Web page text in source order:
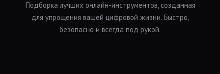
Подборка лучших онлайн-инструментов, созданная
для упрощения вашей цифровой жизни. Быстро,
безопасно и всегда под рукой.